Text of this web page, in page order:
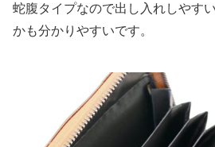
蛇腹タイプなので出し入れしやす
かも分かりやすいです。